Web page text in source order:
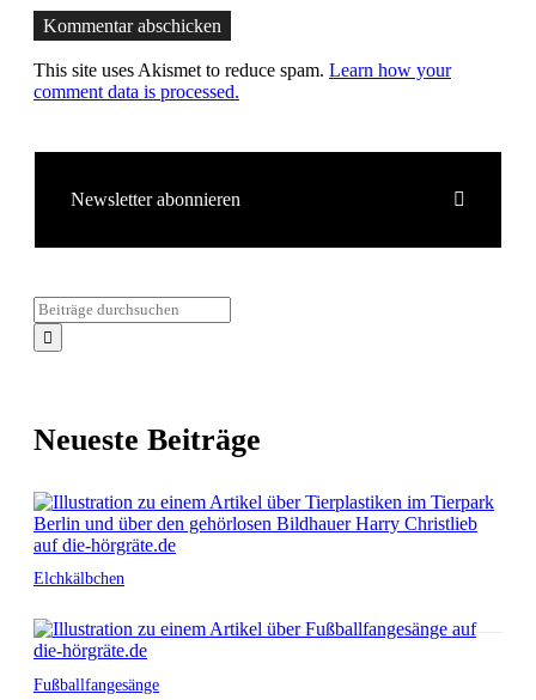
Kommentar abschicken
This site uses Akismet to reduce spam. Learn how your
comment data is processed.
Newsletter abonnieren
Neueste Beiträge
Elchkälbchen
Fußballfangesänge